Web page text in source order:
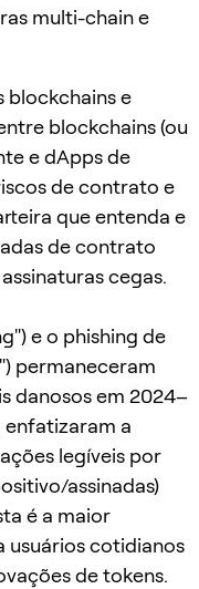
multi-chain e
blockchains e
blockchains (ou
e dApps de
de contrato e
que entenda e
de contrato
cegas.
e o phishing de
permaneceram
danosos em 2024–
enfatizaram a
legíveis por
assinadas)
é a maior
usuários cotidianos
de tokens.